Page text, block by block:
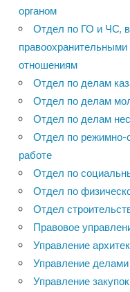
органом
Отдел по ГО и ЧС,
отношениям
Отдел по делам
Отдел по делам
Отдел по делам
Отдел по режимно-
работе
Отдел по
Отдел по
Отдел
Правовое
Управление
Управление делами
Управление закупок